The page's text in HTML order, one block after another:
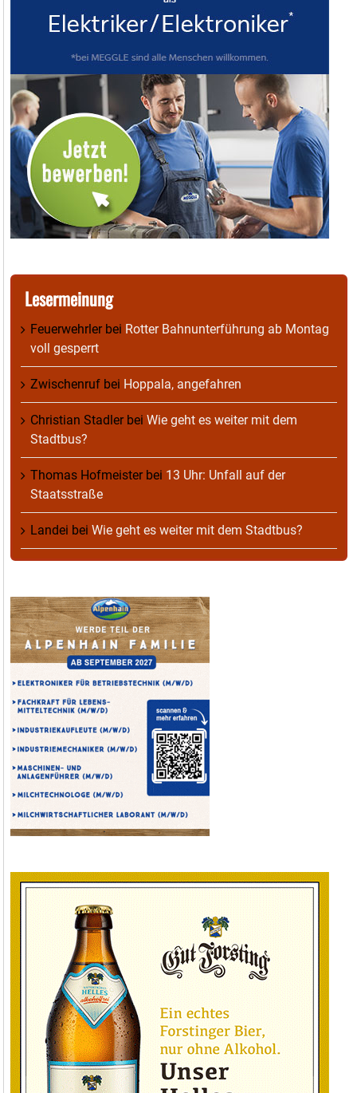
Lesermeinung
Feuerwehrlerbei Rotter Bahnunterführung ab Montag
voll gesperrt
Zwischenruf bei Hoppala, angefahren
Christian Stadlerbei Wie geht es weiter mit dem
Stadtbus?
Thomas Hofmeisterbei 13 Uhr: Unfall auf der
Staatsstraße
Landei bei Wie geht es weiter mit dem Stadtbus?